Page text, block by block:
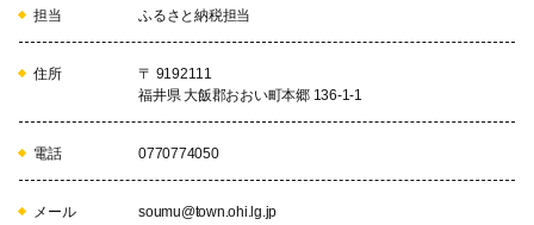
担当 ふるさと納税担当
住所
〒 9192111
福井県 大飯郡おおい町本郷 136-1-1
電話 0770774050
メール soumu@town.ohi.lg.jp